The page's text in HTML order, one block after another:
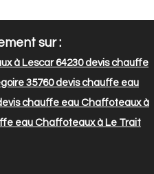
sur :
à Lescar 64230devis chauffe
35760devis chauffe eau
chauffe eau Chaffoteaux à
eau Chaffoteaux à Le Trait